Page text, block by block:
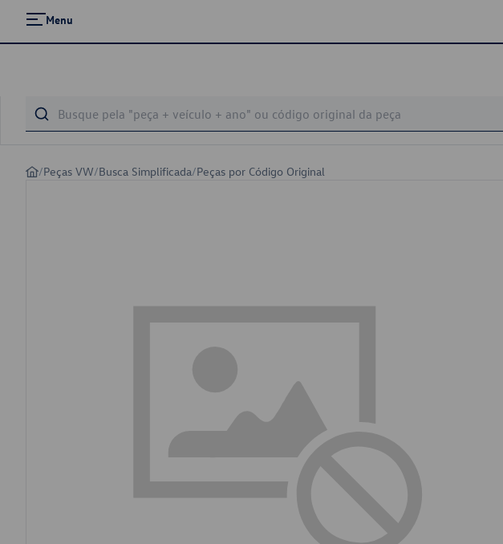
Menu
/Peças VW/Busca Simplificada/Peças por Código Original